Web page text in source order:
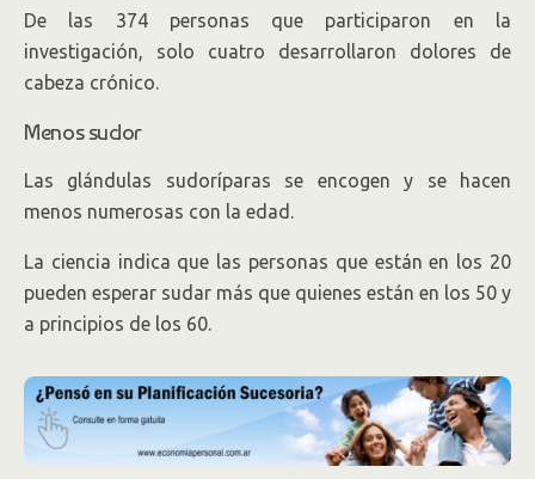
De las 374 personas que participaron en la
investigación, solo cuatro desarrollaron dolores de
cabeza crónico.
Menos sudor
Las glándulas sudoríparas se encogen y se hacen
menos numerosas con la edad.
La ciencia indica que las personas que están en los 20
pueden esperar sudar más que quienes están en los 50 y
a principios de los 60.